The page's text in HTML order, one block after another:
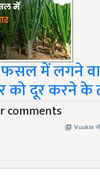
फसल में लगने
को दूर करने के
comments